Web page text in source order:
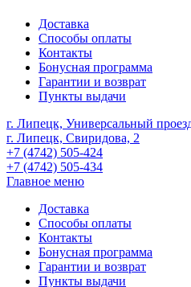
Доставка
Способы оплаты
Контакты
Бонусная программа
Гарантии и возврат
Пункты выдачи
г. Липецк, Универсальный
г. Липецк, Свиридова, 2
+7 (4742) 505-424
+7 (4742) 505-434
Главное меню
Доставка
Способы оплаты
Контакты
Бонусная программа
Гарантии и возврат
Пункты выдачи